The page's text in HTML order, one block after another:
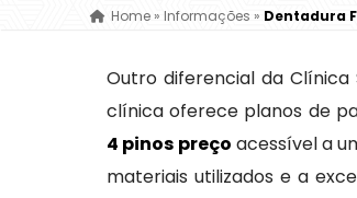
Home»Informações » Dentadura
Outro diferencial da
clínica oferece planos de
4 pinos preço acessível a
materiais utilizados e a